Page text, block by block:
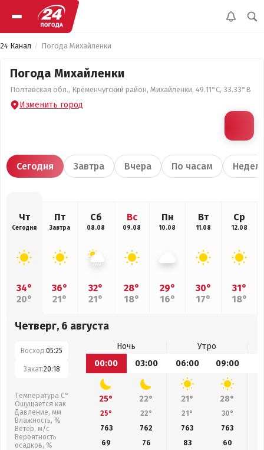
24 Канал Погода Михайленки
Погода Михайленки
Полтавская обл., Кременчугский район, Михайленки, 49.11°С, 33.33°В
Изменить город
Сегодня Завтра Вчера По часам
Чт
Сегодня
34°
20°
Пт
Завтра
36°
21°
Сб
08.08
32°
21°
Вс
09.08
28°
18°
Пн
10.08
29°
16°
Вт
11.08
30°
17°
Ср
12.08
31°
18°
Четверг, 6 августа
Восход:05:25
Закат:20:18
Температура С°
Ощущается как
Давление, мм
Влажность, %
Ветер, м/с
Вероятность
осадков, %
Ночь
Утро
00:00
03:00 06:00 09:00
25° 22° 21° 28°
25° 22° 21° 30°
763
762 763 763
69
76 83 60